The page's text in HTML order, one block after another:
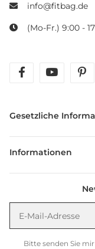
info@fitbag.de
(Mo-Fr.) 9:00 -
facebookyoutube
Gesetzliche
Informationen
Bitte senden Sie